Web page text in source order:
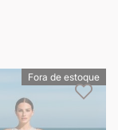
de desejos
Fora de estoque